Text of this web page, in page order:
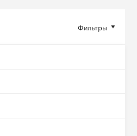
Фильтры